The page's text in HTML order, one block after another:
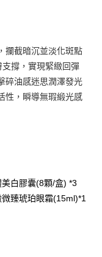
付方式。 讓您購物簡單
攔截暗沉並淡化斑點
撐，實現緊緻回彈
碎油感迷思潤澤發光
性，瞬導無瑕緞光感
白膠囊(8顆/盒) *3
臻琥珀眼霜(15ml)*1